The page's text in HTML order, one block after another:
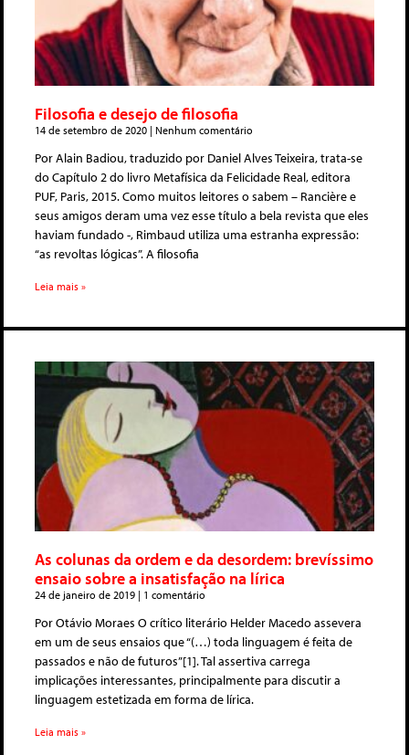
Filosofia e desejo de filosofia
14 de setembro de 2020 Nenhum comentário
Por Alain Badiou, traduzido por Daniel Alves Teixeira, trata-se
do Capítulo 2 do livro Metafísica da Felicidade Real, editora
PUF, Paris, 2015. Como muitos leitores o sabem – Rancière e
seus amigos deram uma vez esse título a bela revista que eles
haviam fundado -, Rimbaud utiliza uma estranha expressão:
“as revoltas lógicas”. A filosofia
Leia mais »
As colunas da ordem e da desordem: brevíssimo
ensaio sobre a insatisfação na lírica
24 de janeiro de 2019 1 comentário
Por Otávio Moraes O crítico literário Helder Macedo assevera
em um de seus ensaios que “(…) toda linguagem é feita de
passados e não de futuros”[1]. Tal assertiva carrega
implicações interessantes, principalmente para discutir a
linguagem estetizada em forma de lírica.
Leia mais »